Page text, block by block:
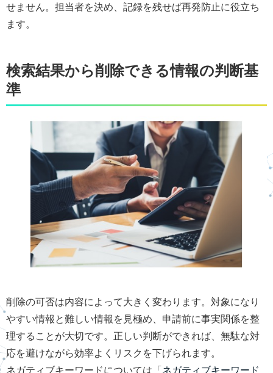
せません。担当者を決め、記録を残せば再発防止に役立ち
ます。
検索結果から削除できる情報の判断基
準
削除の可否は内容によって大きく変わります。対象になり
やすい情報と難しい情報を見極め、申請前に事実関係を整
理することが大切です。正しい判断ができれば、無駄な対
応を避けながら効率よくリスクを下げられます。
ネガティブキーワードについては「ネガティブキーワード